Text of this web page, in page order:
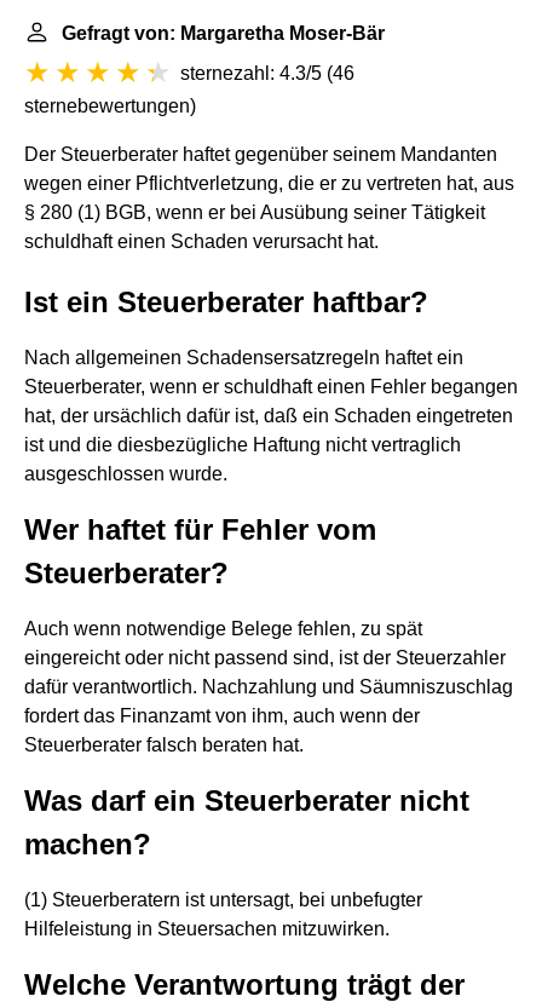
Gefragt von: Margaretha Moser-Bär
sternezahl: 4.3/5 (46
sternebewertungen)
Der Steuerberater haftet gegenüber seinem Mandanten
wegen einer Pflichtverletzung, die er zu vertreten hat, aus
§ 280 (1) BGB, wenn er bei Ausübung seiner Tätigkeit
schuldhaft einen Schaden verursacht hat.
Ist ein Steuerberater haftbar?
Nach allgemeinen Schadensersatzregeln haftet ein
Steuerberater, wenn er schuldhaft einen Fehler begangen
hat, der ursächlich dafür ist, daß ein Schaden eingetreten
ist und die diesbezügliche Haftung nicht vertraglich
ausgeschlossen wurde.
Wer haftet für Fehler vom
Steuerberater?
Auch wenn notwendige Belege fehlen, zu spät
eingereicht oder nicht passend sind, ist der Steuerzahler
dafür verantwortlich. Nachzahlung und Säumniszuschlag
fordert das Finanzamt von ihm, auch wenn der
Steuerberater falsch beraten hat.
Was darf ein Steuerberater nicht
machen?
(1) Steuerberatern ist untersagt, bei unbefugter
Hilfeleistung in Steuersachen mitzuwirken.
Welche Verantwortung trägt der